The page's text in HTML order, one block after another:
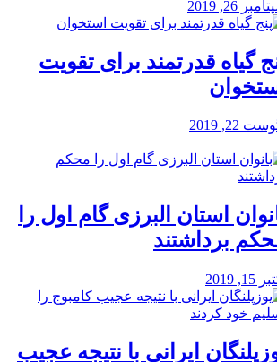
26, 2019
گیاه قدرتمند برای تقویت
22, 2019
استان البرزی گام اول را
برداشتند
15, 2019
ایرانی با نتیجه عجیب